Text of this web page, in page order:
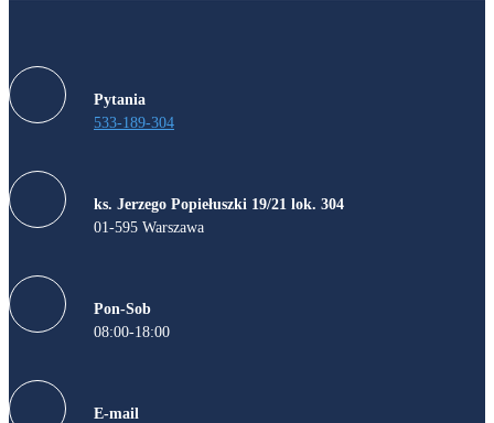
Pytania
533-189-304
ks. Jerzego Popiełuszki 19/21 lok. 304
01-595 Warszawa
Pon-Sob
08:00-18:00
E-mail